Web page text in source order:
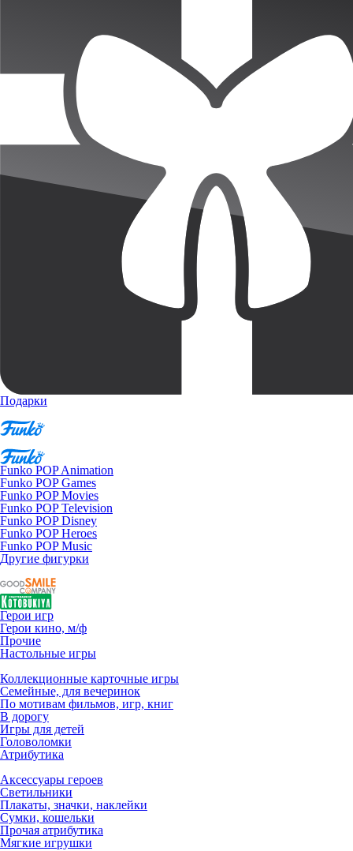
Подарки
Funko POP Animation
Funko POP Games
Funko POP Movies
Funko POP Television
Funko POP Disney
Funko POP Heroes
Funko POP Music
Другие фигурки
Герои игр
Герои кино, м/ф
Прочие
Настольные игры
Коллекционные карточные игры
Семейные, для вечеринок
По мотивам фильмов, игр, книг
В дорогу
Игры для детей
Головоломки
Атрибутика
Аксессуары героев
Светильники
Плакаты, значки, наклейки
Сумки, кошельки
Прочая атрибутика
Мягкие игрушки